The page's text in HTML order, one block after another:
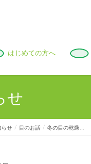
はじめての方へ
せ
らせ 目のお話 冬の目の乾燥…